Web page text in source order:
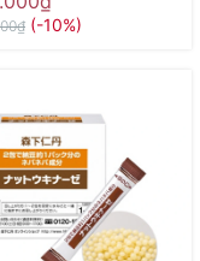
chính hãng
(-10%)